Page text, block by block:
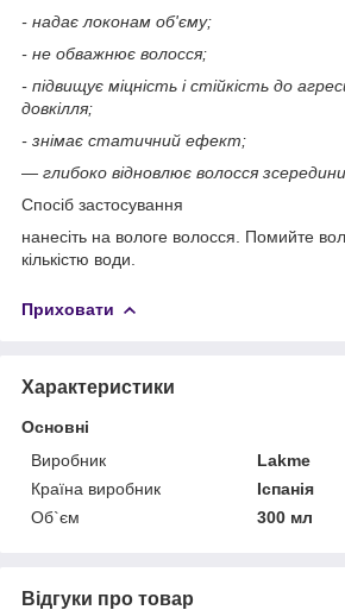
- надає локонам об'єму;
- не обважнює волосся;
- підвищує міцність і стійкість до
довкілля;
- знімає статичний ефект;
— глибоко відновлює волосся зсередини.
Спосіб застосування
нанесіть на вологе волосся. Помийте
кількістю води.
Приховати
Характеристики
Основні
Виробник
Lakme
Країна виробник
Іспанія
Об`єм
300 мл
Відгуки про товар